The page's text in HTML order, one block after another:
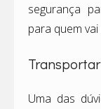
segurança
para quem
Uma das